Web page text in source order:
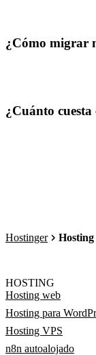
¿Cómo migrar
¿Cuánto cuesta
Hostinger Hosting
HOSTING
Hosting web
Hosting para
Hosting VPS
n8n autoalojado